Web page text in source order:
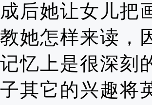
成后她让女儿把
教她怎样来读，
记忆上是很深刻
子其它的兴趣将